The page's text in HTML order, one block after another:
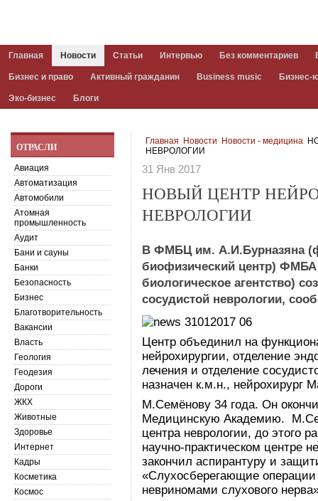
Главная Новости Статьи Интервью Без комментариев
Бизнес и право Активный гражданин Business music Бизнес-
Эко-бизнес Блоги
Главная Новости Новости - медицина
НЕВРОЛОГИИ
31 Янв 2017
НОВЫЙ ЦЕНТР
НЕВРОЛОГИИ
В ФМБЦ им. А.И.Бурназяна
биофизический центр)
биологическое агентство)
сосудистой неврологии,
Центр объединил на
нейрохирургии, отделение
лечения и отделение
назначен к.м.н., нейрохирург
М.Семёнову 34 года. Он
Медицинскую Академию.
центра неврологии, до этого
научно-практическом центре
закончил аспирантуру и
«Слухосберегающие
невриномами слухового
ОТРАСЛИ
Авиация
Автоматизация
Автомобили
Атомная
промышленность
Аудит
Бани и сауны
Банки
Безопасность
Бизнес
Благотворительность
Вакансии
Власть
Геология
Геодезия
Дороги
ЖКХ
Животные
Здоровье
Интернет
Кадры
Косметика
Космос